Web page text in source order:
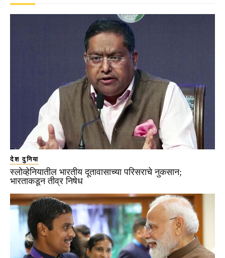
देश दुनिया
स्लोव्हेनियातील भारतीय दूतावासाच्या परिसराचे नुकसान;
भारताकडून तीव्र निषेध